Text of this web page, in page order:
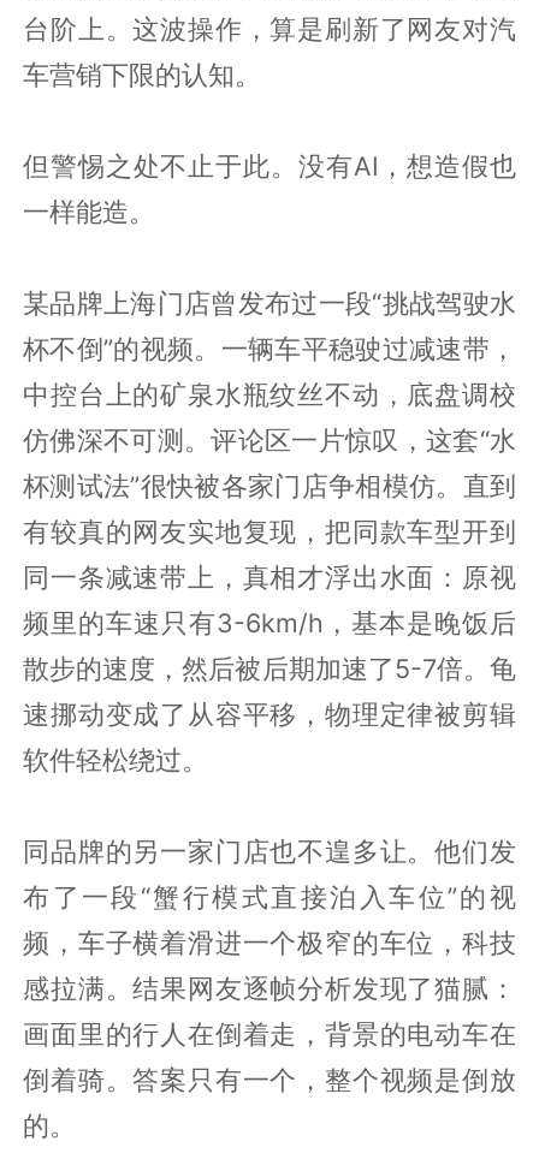
台阶上。这波操作，算是刷新了网友对汽
车营销下限的认知。
但警惕之处不止于此。没有AI，想造假也
一样能造。
某品牌上海门店曾发布过一段“挑战驾驶水
杯不倒”的视频。一辆车平稳驶过减速带，
中控台上的矿泉水瓶纹丝不动，底盘调校
仿佛深不可测。评论区一片惊叹，这套“水
杯测试法”很快被各家门店争相模仿。直到
有较真的网友实地复现，把同款车型开到
同一条减速带上，真相才浮出水面：原视
频里的车速只有3-6km/h，基本是晚饭后
散步的速度，然后被后期加速了5-7倍。龟
速挪动变成了从容平移，物理定律被剪辑
软件轻松绕过。
同品牌的另一家门店也不遑多让。他们发
布了一段“蟹行模式直接泊入车位”的视
频，车子横着滑进一个极窄的车位，科技
感拉满。结果网友逐帧分析发现了猫腻：
画面里的行人在倒着走，背景的电动车在
倒着骑。答案只有一个，整个视频是倒放
的。